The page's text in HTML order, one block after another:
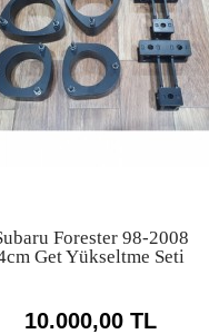
Suzuki Vitara 90-2012
için Kamber Açı
3.000,00 TL